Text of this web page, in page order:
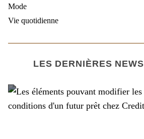
Mode
Vie quotidienne
LES DERNIÈRES NEWS
Société